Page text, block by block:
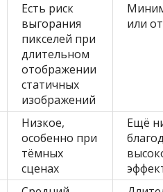
Есть риск
выгорания
пикселей при
длительном
отображении
статичных
изображений
или
Низкое,
особенно при
тёмных
сценах
Ещё